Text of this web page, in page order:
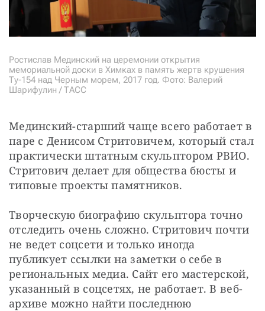
Ростислав Мединский на церемонии открытия
мемориальной доски в Химках в память жертв крушения
Ту-154 над Черным морем, 2017 год. Фото: Валерий
Шарифулин / ТАСС
Мединский-старший чаще всего работает в
паре с Денисом Стритовичем, который стал
практически штатным скульптором РВИО.
Стритович делает для общества бюсты и
типовые проекты памятников.
Творческую биографию скульптора точно
отследить очень сложно. Стритович почти
не ведет соцсети и только иногда
публикует ссылки на заметки о себе в
региональных медиа. Сайт его мастерской,
указанный в соцсетях, не работает. В веб-
архиве можно найти последнюю